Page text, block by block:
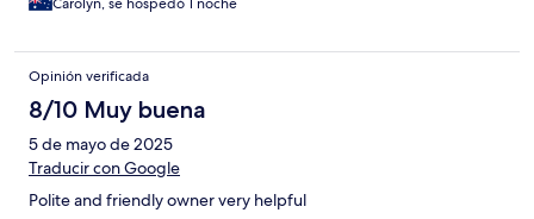
Carolyn, se hospedó 1 noche
Opinión verificada
8/10 Muy buena
5 de mayo de 2025
Traducir con Google
Polite and friendly owner very helpful